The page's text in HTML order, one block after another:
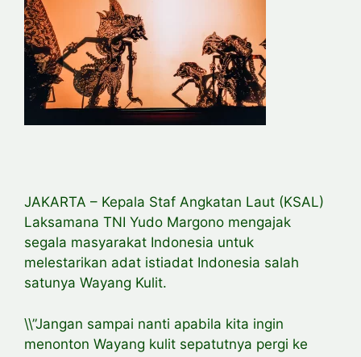
JAKARTA – Kepala Staf Angkatan Laut (KSAL)
Laksamana TNI Yudo Margono mengajak
segala masyarakat Indonesia untuk
melestarikan adat istiadat Indonesia salah
satunya Wayang Kulit.
\\”Jangan sampai nanti apabila kita ingin
menonton Wayang kulit sepatutnya pergi ke